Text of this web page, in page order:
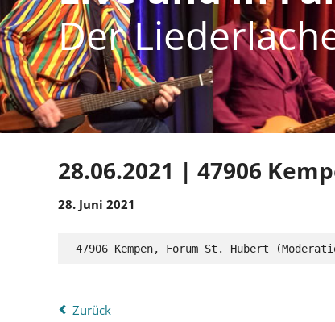
Der
Der
28.06.2021 | 47906
28. Juni 2021
47906 Kempen, Forum St. Hubert
Zurück